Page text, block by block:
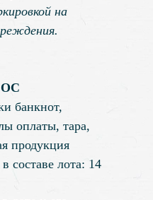
на
ОС
банкнот,
оплаты, тара,
продукция
составе лота: 14